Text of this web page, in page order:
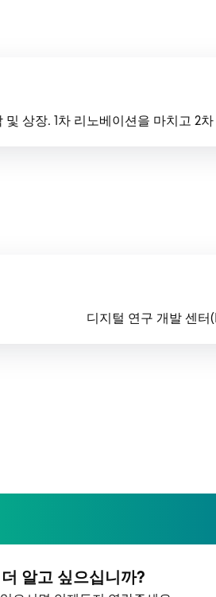
및 상장. 1차 리노베이션을 마치고 2
디지털 연구 개발 센터
알고 싶으십니까?